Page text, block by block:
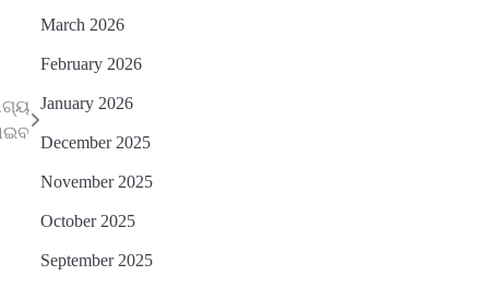
4
5
March 2026
February 2026
January 2026
December 2025
November 2025
October 2025
September 2025